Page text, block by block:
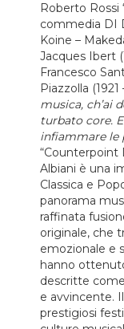
Roberto Rossi
commedia DI
Koine –
Jacques Ibert
Francesco
Piazzolla (1921
musica, chʼai
turbato core.
infiammare le
“Counterpoint
Albiani è una
Classica e
panorama
raffinata
originale, che
emozionale e
hanno
descritte
e avvincente.
prestigiosi